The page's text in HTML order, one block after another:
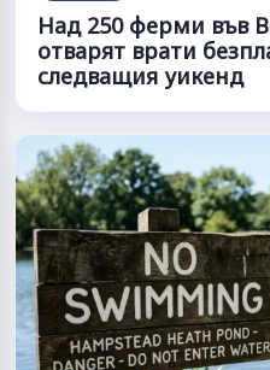
Над 250 ферми във
отварят врати
следващия уикенд